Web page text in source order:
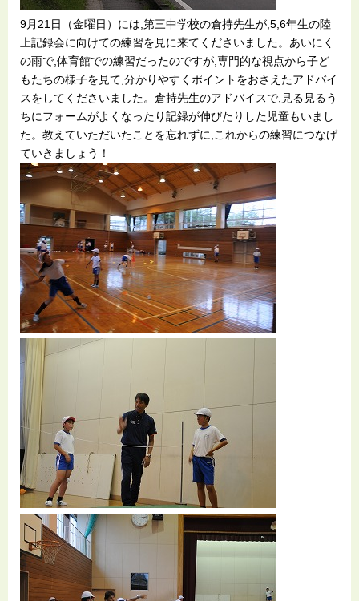
9月21日（金曜日）には,第三中学校の倉持先生が,5,6年生の陸
上記録会に向けての練習を見に来てくださいました。あいにく
の雨で,体育館での練習だったのですが,専門的な視点から子ど
もたちの様子を見て,分かりやすくポイントをおさえたアドバイ
スをしてくださいました。倉持先生のアドバイスで,見る見るう
ちにフォームがよくなったり記録が伸びたりした児童もいまし
た。教えていただいたことを忘れずに,これからの練習につなげ
ていきましょう！